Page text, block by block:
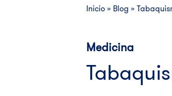
Inicio» Blog »
Medicina